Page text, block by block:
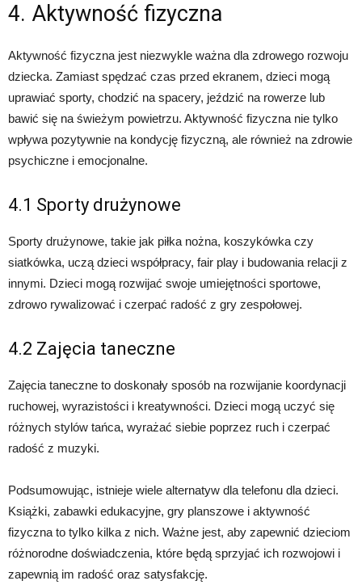
4. Aktywność fizyczna
Aktywność fizyczna jest niezwykle ważna dla zdrowego rozwoju
dziecka. Zamiast spędzać czas przed ekranem, dzieci mogą
uprawiać sporty, chodzić na spacery, jeździć na rowerze lub
bawić się na świeżym powietrzu. Aktywność fizyczna nie tylko
wpływa pozytywnie na kondycję fizyczną, ale również na zdrowie
psychiczne i emocjonalne.
4.1 Sporty drużynowe
Sporty drużynowe, takie jak piłka nożna, koszykówka czy
siatkówka, uczą dzieci współpracy, fair play i budowania relacji z
innymi. Dzieci mogą rozwijać swoje umiejętności sportowe,
zdrowo rywalizować i czerpać radość z gry zespołowej.
4.2 Zajęcia taneczne
Zajęcia taneczne to doskonały sposób na rozwijanie koordynacji
ruchowej, wyrazistości i kreatywności. Dzieci mogą uczyć się
różnych stylów tańca, wyrażać siebie poprzez ruch i czerpać
radość z muzyki.
Podsumowując, istnieje wiele alternatyw dla telefonu dla dzieci.
Książki, zabawki edukacyjne, gry planszowe i aktywność
fizyczna to tylko kilka z nich. Ważne jest, aby zapewnić dzieciom
różnorodne doświadczenia, które będą sprzyjać ich rozwojowi i
zapewnią im radość oraz satysfakcję.